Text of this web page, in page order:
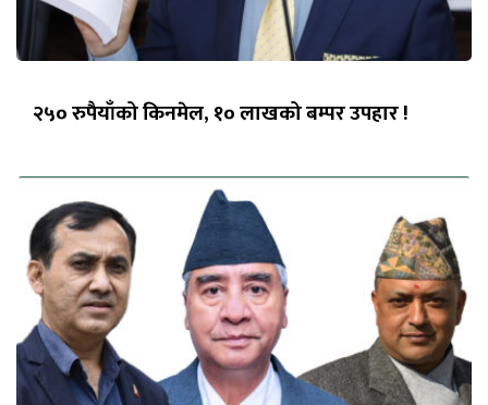
२५० रुपैयाँको किनमेल, १० लाखको बम्पर उपहार !